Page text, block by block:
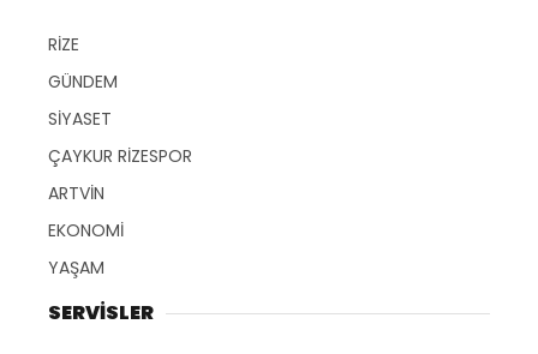
RİZE
GÜNDEM
SİYASET
ÇAYKUR RİZESPOR
ARTVİN
EKONOMİ
YAŞAM
SERVİSLER